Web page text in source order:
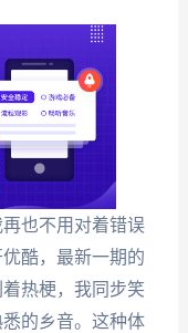
也不用对着错误
酷，最新一期的
热梗，我同步笑
的乡音。这种体